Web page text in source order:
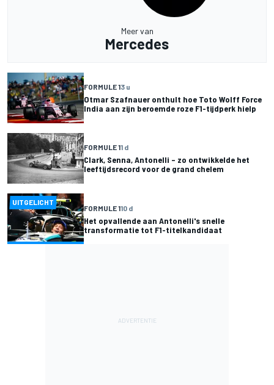
Meer van
Mercedes
FORMULE 13 u
Otmar Szafnauer onthult hoe Toto Wolff Force
India aan zijn beroemde roze F1-tijdperk hielp
FORMULE 11 d
Clark, Senna, Antonelli – zo ontwikkelde het
leeftijdsrecord voor de grand chelem
UITGELICHT
FORMULE 110 d
Het opvallende aan Antonelli's snelle
transformatie tot F1-titelkandidaat